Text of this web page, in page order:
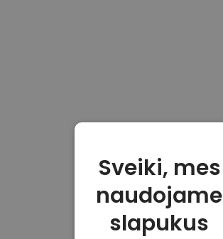
Sveiki, mes
naudojame
slapukus